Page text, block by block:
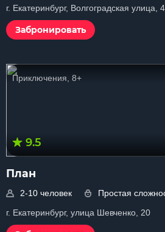
г. Екатеринбург, Волгоградская улица,
Забронировать
Приключения, 8+
9.5
План
2-10 человек
Простая
г. Екатеринбург, улица Шевченко, 20